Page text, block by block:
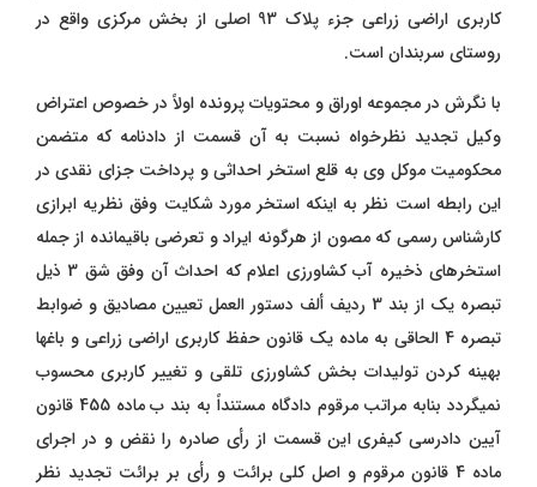
کاربری اراضی زراعی جزء پلاک 93 اصلی از بخش مرکزی واقع در
روستای سربندان است.
با نگرش در مجموعه اوراق و محتویات پرونده اولاً در خصوص اعتراض
وكيل تجدید نظرخواه نسبت به آن قسمت از دادنامه که متضمن
محکومیت موکل وی به قلع استخر احداثی و پرداخت جزای نقدی در
این رابطه است نظر به اینکه استخر مورد شکایت وفق نظریه ابرازی
کارشناس رسمی که مصون از هرگونه ایراد و تعرضی باقیمانده از جمله
استخرهای ذخیره آب کشاورزی اعلام که احداث آن وفق شق 3 ذيل
تبصره یک از بند 3 رديف ألف دستور العمل تعيين مصادیق و ضوابط
تبصره 4 الحاقی به ماده یک قانون حفظ کاربری اراضی زراعی و باغها
بهینه کردن تولیدات بخش کشاورزی تلقی و تغییر کاربری محسوب
نمیگردد بنابه مراتب مرقوم دادگاه مستنداً به بند ب ماده 455 قانون
آیین دادرسی کیفری این قسمت از رأی صادره را نقض و در اجرای
ماده 4 قانون مرقوم و اصل کلی برائت و رأی بر برائت تجدید نظر